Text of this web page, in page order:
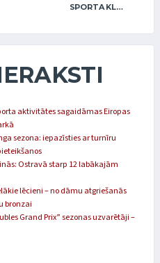
SPORTA KLUBS “OB” / REGŽA
aktivitātes sagaidāmas Eiropas
sezona: iepazīsties ar turnīru
Ostravā starp 12 labākajām
lēcieni – no dāmu atgriešanās
bronzai
Grand Prix” sezonas uzvarētāji –